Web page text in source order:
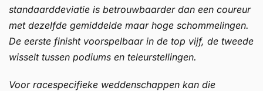
standaarddeviatie is betrouwbaarder dan een coureur
met dezelfde gemiddelde maar hoge schommelingen.
De eerste finisht voorspelbaar in de top vijf, de tweede
wisselt tussen podiums en teleurstellingen.
Voor racespecifieke weddenschappen kan die